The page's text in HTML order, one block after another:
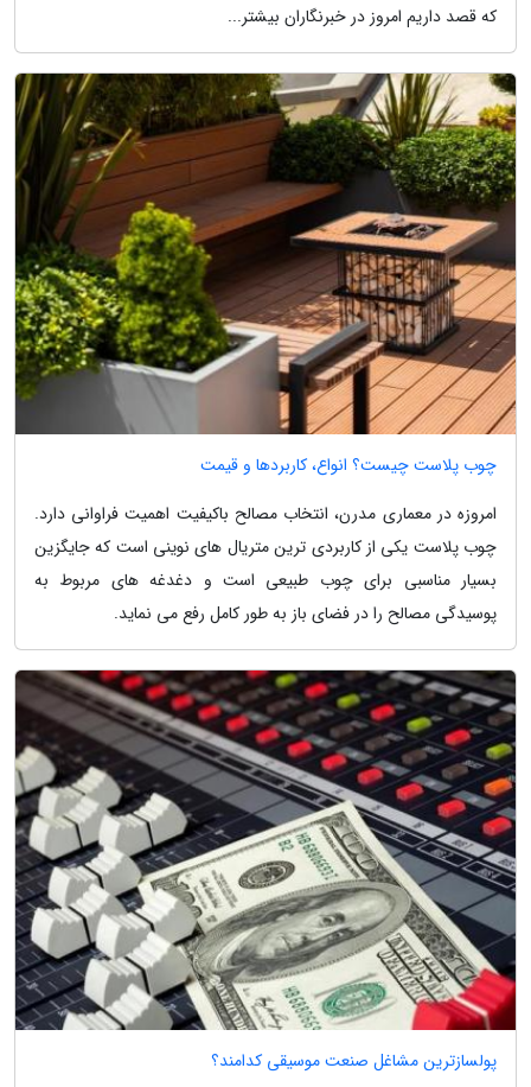
که قصد داریم امروز در خبرنگاران بیشتر...
چوب پلاست چیست؟ انواع، کاربردها و قیمت
امروزه در معماری مدرن، انتخاب مصالح باکیفیت اهمیت فراوانی دارد.
چوب پلاست یکی از کاربردی ترین متریال های نوینی است که جایگزین
بسیار مناسبی برای چوب طبیعی است و دغدغه های مربوط به
پوسیدگی مصالح را در فضای باز به طور کامل رفع می نماید.
پولسازترین مشاغل صنعت موسیقی کدامند؟